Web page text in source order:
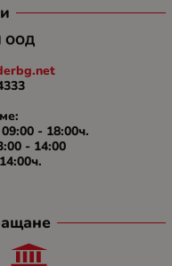
ООД
- 18:00ч.
- 14:00